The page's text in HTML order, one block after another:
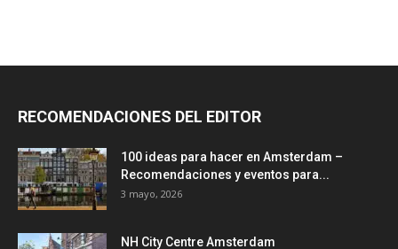
RECOMENDACIONES DEL EDITOR
100 ideas para hacer en Amsterdam –
Recomendaciones y eventos para...
3 mayo, 2026
NH City Centre Amsterdam